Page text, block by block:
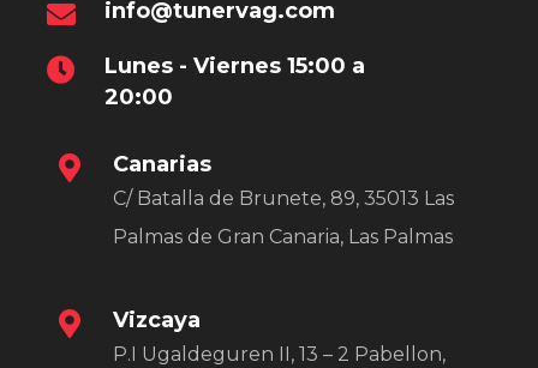
info@tunervag.com
Lunes - Viernes 15:00 a
20:00
Canarias
C/ Batalla de Brunete, 89, 35013 Las
Palmas de Gran Canaria, Las Palmas
Vizcaya
P.I Ugaldeguren II, 13 – 2 Pabellon,